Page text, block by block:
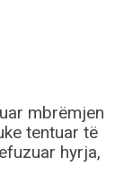
mbrëmjen
tentuar të
hyrja,